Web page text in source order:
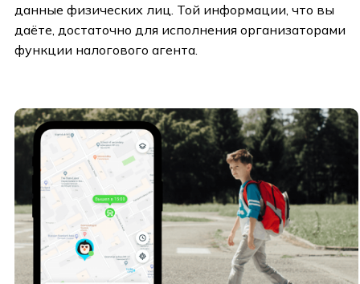
данные физических лиц. Той информации, что вы
даёте, достаточно для исполнения организаторами
функции налогового агента.